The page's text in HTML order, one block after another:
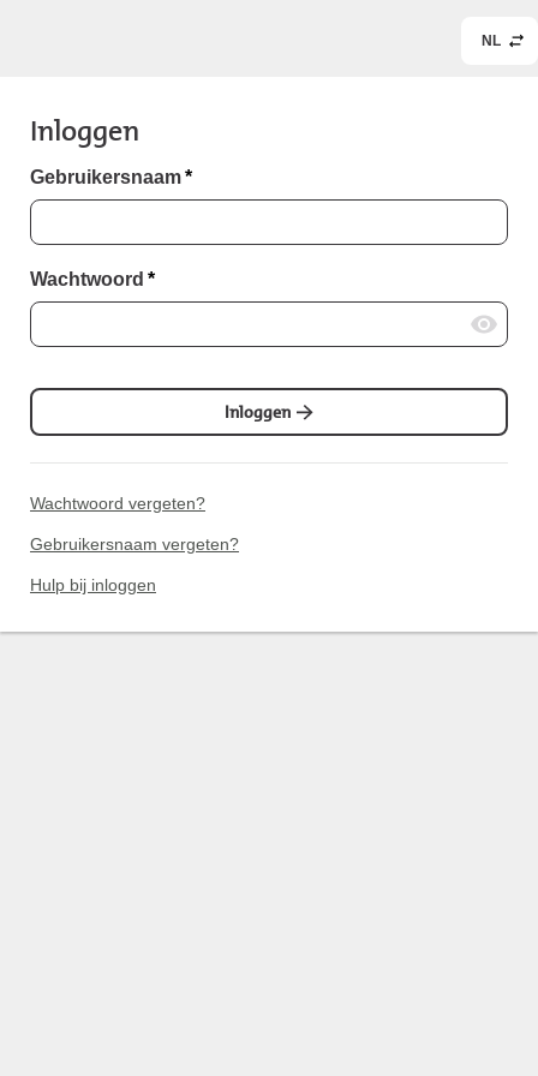
NL
Inloggen
Gebruikersnaam*
Wachtwoord *
Inloggen
Wachtwoord vergeten?
Gebruikersnaam vergeten?
Hulp bij inloggen